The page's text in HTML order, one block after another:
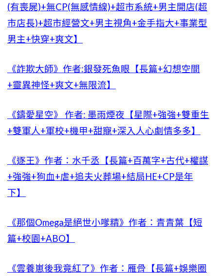
(有喪屍)+無CP(無感情線)+超市系統+男主開店(超
市店長)+超市經營文+男主視角+金手指大+事業型
男主+快穿+爽文】
《詐欺大師》作者:銀發死魚眼【長篇+幻想空間
+靈異神怪+爽文+無限流】
《鑄愛星空》 作者: 墨雨煙夜【星際+強強+雙重生
+雙軍人+軍校+機甲+甜寵+深入人心劇情多多】
《逐王》作者：水千丞【長篇+百萬字+古代+權謀
+強強+狗血+虐+追夫火葬場+結局HE+CP是年
下】
《那個Omega是絕世小嗲精》作者：青青葉【短
篇+校園+ABO】
《雲養崽後我竟紅了》作者：雁骨【長篇+娛樂圈